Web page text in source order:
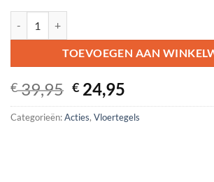
TOEVOEGEN AAN
€39,95 Oorspronkelijke
prijs
was:
€ 24,95
prijs
is:
Categorieën:Acties, Vloertegels